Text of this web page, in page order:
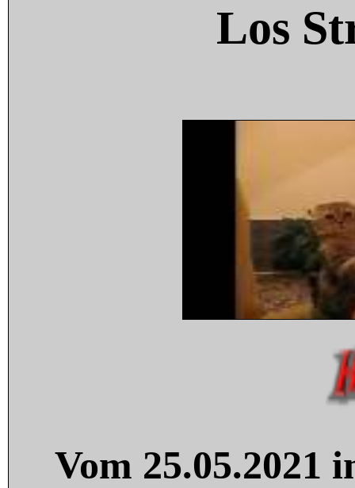
Los
Vom 25.05.2021